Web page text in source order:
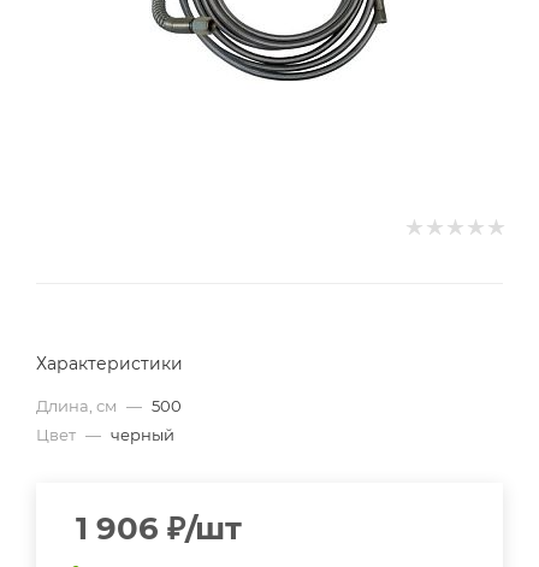
Характеристики
Длина, см — 500
Цвет — черный
1 906 ₽/шт